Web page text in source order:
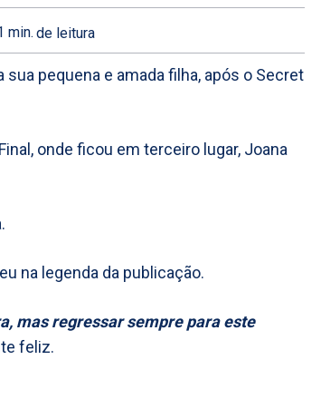
min. de leitura
pequena e amada filha, após o Secret
onde ficou em terceiro lugar, Joana
na legenda da publicação.
mas regressar sempre para este
feliz.